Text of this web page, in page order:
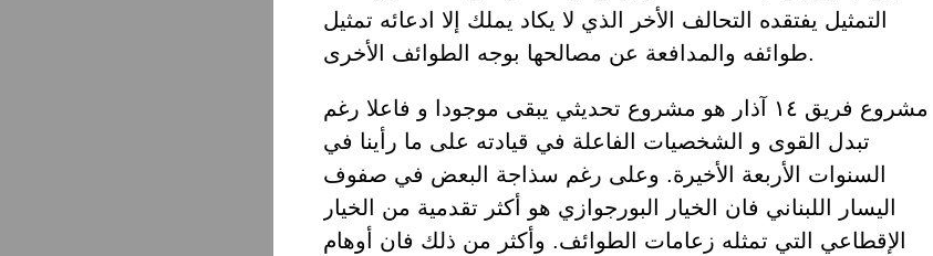
التمثيل يفتقده التحالف الأخر الذي لا يكاد يملك إلا ادعائه تمثيل
طوائفه والمدافعة عن مصالحها بوجه الطوائف الأخرى.
مشروع فريق ١٤ آذار هو مشروع تحديثي يبقى موجودا و فاعلا رغم
تبدل القوى و الشخصيات الفاعلة في قيادته على ما رأينا في
السنوات الأربعة الأخيرة. وعلى رغم سذاجة البعض في صفوف
اليسار اللبناني فان الخيار البورجوازي هو أكثر تقدمية من الخيار
الإقطاعي التي تمثله زعامات الطوائف. وأكثر من ذلك فان أوهام